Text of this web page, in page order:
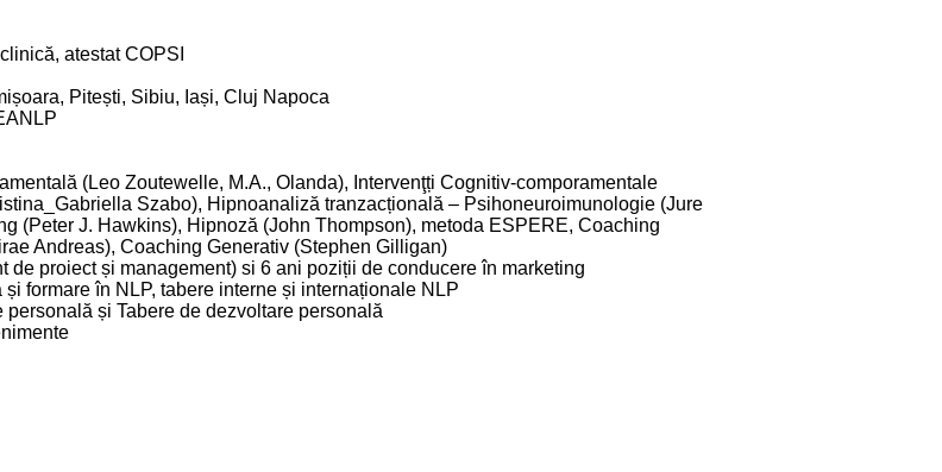
atestat COPSI
Pitești, Sibiu, Iași, Cluj Napoca
(Leo Zoutewelle, M.A., Olanda), Intervenţți Cognitiv-comporamentale
Szabo), Hipnoanaliză tranzacțională – Psihoneuroimunologie (Jure
(Peter J. Hawkins), Hipnoză (John Thompson), metoda ESPERE, Coaching
Andreas), Coaching Generativ (Stephen Gilligan)
proiect și management) si 6 ani poziții de conducere în marketing
formare în NLP, tabere interne și internaționale NLP
și Tabere de dezvoltare personală